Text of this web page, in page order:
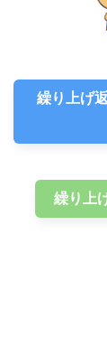
繰り上げ
繰り上